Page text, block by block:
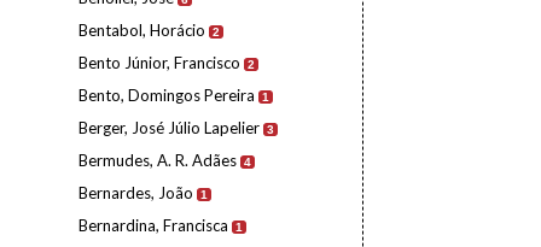
Bentabol, Horácio 2
Bento Júnior, Francisco 2
Bento, Domingos Pereira 1
Berger, José Júlio Lapelier 3
Bermudes, A. R. Adães 4
Bernardes, João 1
Bernardina, Francisca 1